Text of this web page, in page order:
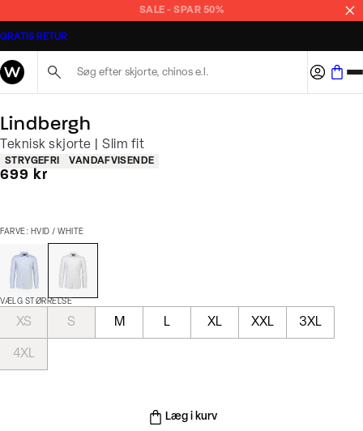
SALE - SPAR 50%
GRATIS RETUR
Lindbergh
Teknisk skjorte | Slim fit
Produkt egenskaber
STRYGEFRI VANDAFVISENDE
I alt (inkl. rabat)
699 kr
FARVE: HVID / WHITE
VÆLG STØRRELSE
XS S M L XL XXL 3XL
4XL
Læg i kurv